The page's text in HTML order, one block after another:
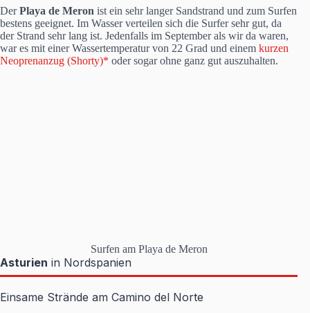
DerPlaya de Meron ist ein sehr langer Sandstrand und zum Surfen
bestens geeignet. Im Wasser verteilen sich die Surfer sehr gut, da
der Strand sehr lang ist. Jedenfalls im September als wir da waren,
war es mit einer Wassertemperatur von 22 Grad und einem kurzen
Neoprenanzug (Shorty)* oder sogar ohne ganz gut auszuhalten.
Surfen am Playa de Meron
Asturien in Nordspanien
Einsame Strände am Camino del Norte